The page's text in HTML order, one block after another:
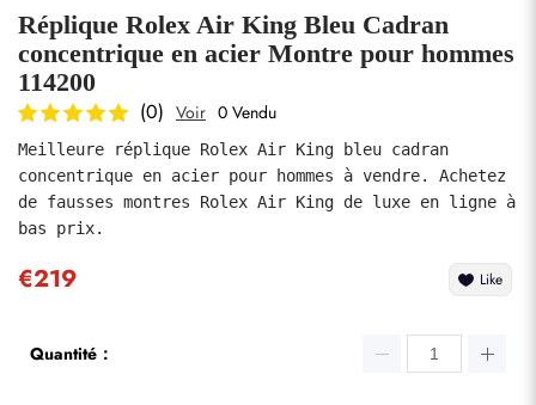
Réplique Rolex Air King Bleu Cadran
concentrique en acier Montre pour hommes
114200
(0) Voir 0 Vendu
Meilleure réplique Rolex Air King bleu cadran
concentrique en acier pour hommes à vendre. Achetez
de fausses montres Rolex Air King de luxe en ligne à
bas prix.
€219 Like
Quantité：
soumettre